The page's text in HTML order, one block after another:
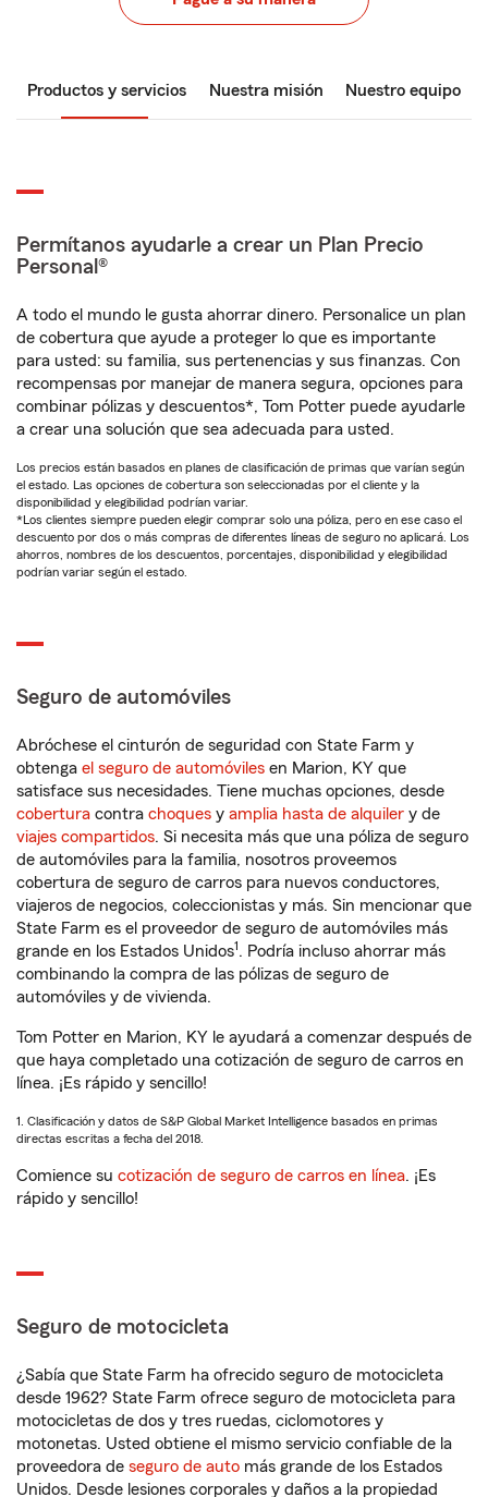
Productos y servicios Nuestra misión Nuestro equipo
Permítanos ayudarle a crear un Plan Precio
Personal®
A todo el mundo le gusta ahorrar dinero. Personalice un plan
de cobertura que ayude a proteger lo que es importante
para usted: su familia, sus pertenencias y sus finanzas. Con
recompensas por manejar de manera segura, opciones para
combinar pólizas y descuentos*, Tom Potter puede ayudarle
a crear una solución que sea adecuada para usted.
Los precios están basados en planes de clasificación de primas que varían según
el estado. Las opciones de cobertura son seleccionadas por el cliente y la
disponibilidad y elegibilidad podrían variar.
*Los clientes siempre pueden elegir comprar solo una póliza, pero en ese caso el
descuento por dos o más compras de diferentes líneas de seguro no aplicará. Los
ahorros, nombres de los descuentos, porcentajes, disponibilidad y elegibilidad
podrían variar según el estado.
Seguro de automóviles
Abróchese el cinturón de seguridad con State Farm y
obtenga el seguro de automóviles en Marion, KY que
satisface sus necesidades. Tiene muchas opciones, desde
cobertura contra choques y amplia hasta de alquiler y de
viajes compartidos. Si necesita más que una póliza de seguro
de automóviles para la familia, nosotros proveemos
cobertura de seguro de carros para nuevos conductores,
viajeros de negocios, coleccionistas y más. Sin mencionar que
State Farm es el proveedor de seguro de automóviles más
grande en los Estados Unidos1. Podría incluso ahorrar más
combinando la compra de las pólizas de seguro de
automóviles y de vivienda.
Tom Potter en Marion, KY le ayudará a comenzar después de
que haya completado una cotización de seguro de carros en
línea. ¡Es rápido y sencillo!
1. Clasificación y datos de S&P Global Market Intelligence basados en primas
directas escritas a fecha del 2018.
Comience su cotización de seguro de carros en línea. ¡Es
rápido y sencillo!
Seguro de motocicleta
¿Sabía que State Farm ha ofrecido seguro de motocicleta
desde 1962? State Farm ofrece seguro de motocicleta para
motocicletas de dos y tres ruedas, ciclomotores y
motonetas. Usted obtiene el mismo servicio confiable de la
proveedora de seguro de auto más grande de los Estados
Unidos. Desde lesiones corporales y daños a la propiedad